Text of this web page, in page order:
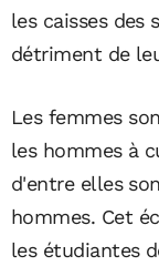
les caisses des
détriment de
Les femmes
les hommes à
d'entre elles
hommes. Cet
les étudiantes